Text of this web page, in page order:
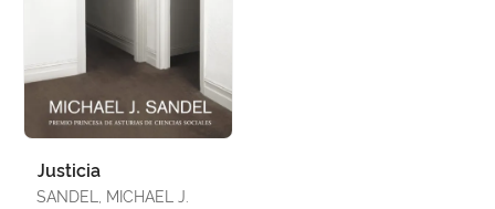
Justicia
SANDEL, MICHAEL J.